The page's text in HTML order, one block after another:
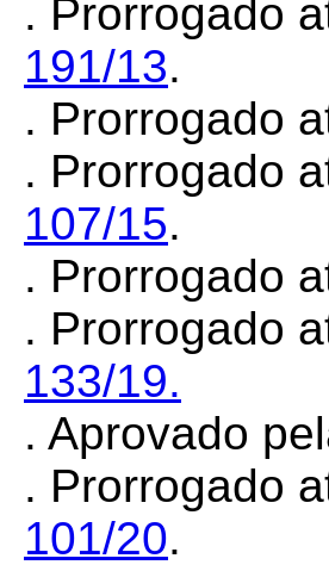
. Prorrogado
191/13.
. Prorrogado
. Prorrogado
107/15.
. Prorrogado
. Prorrogado
133/19.
. Aprovado
. Prorrogado
101/20.